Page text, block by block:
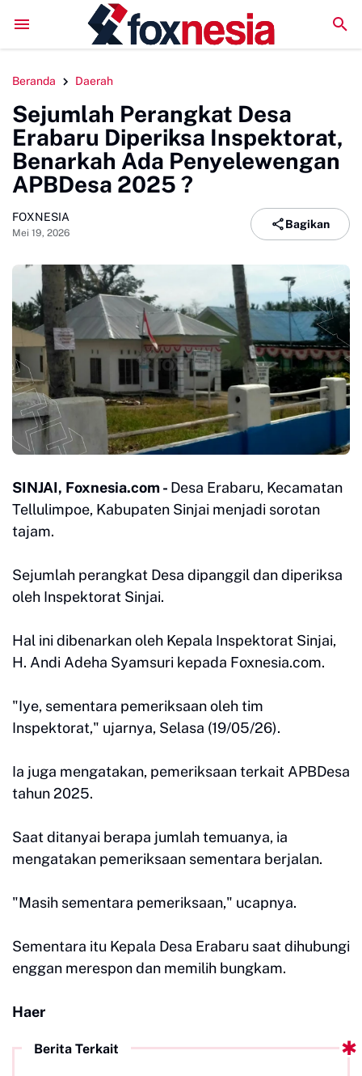
Al-Qur'an di Masjid Tua Dibuka Wabup Sinjai, 16 Tim
Beranda Daerah
Sejumlah Perangkat Desa
Erabaru Diperiksa Inspektorat,
Benarkah Ada Penyelewengan
APBDesa 2025 ?
FOXNESIA
Mei 19, 2026
Bagikan
SINJAI, Foxnesia.com - Desa Erabaru, Kecamatan
Tellulimpoe, Kabupaten Sinjai menjadi sorotan
tajam.
Sejumlah perangkat Desa dipanggil dan diperiksa
oleh Inspektorat Sinjai.
Hal ini dibenarkan oleh Kepala Inspektorat Sinjai,
H. Andi Adeha Syamsuri kepada Foxnesia.com.
"Iye, sementara pemeriksaan oleh tim
Inspektorat," ujarnya, Selasa (19/05/26).
Ia juga mengatakan, pemeriksaan terkait APBDesa
tahun 2025.
Saat ditanyai berapa jumlah temuanya, ia
mengatakan pemeriksaan sementara berjalan.
"Masih sementara pemeriksaan," ucapnya.
Sementara itu Kepala Desa Erabaru saat dihubungi
enggan merespon dan memilih bungkam.
Haer
Berita Terkait